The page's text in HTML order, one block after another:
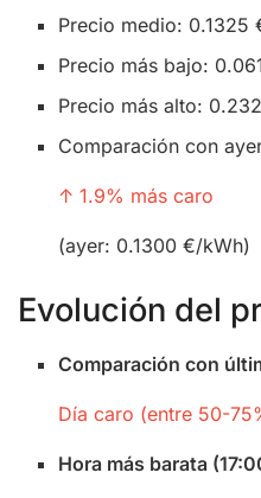
Precio medio: 0.1325
Precio más bajo:
Precio más alto:
Comparación con
↑ 1.9% más caro
(ayer: 0.1300 €/kWh)
Evolución del
Comparación con
Día caro (entre 50-
Hora más barata